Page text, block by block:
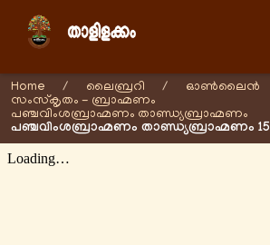
Home / ലൈബ്രറി / ഓണ്‍ലൈന്‍
സംസ്കൃതം - ബ്രാഹ്മണം
പഞ്ചവിംശബ്രാഹ്മണം താണ്ഡ്യബ്രാഹ്മണം
പഞ്ചവിംശബ്രാഹ്മണം താണ്ഡ്യബ്രാഹ്മണം 15